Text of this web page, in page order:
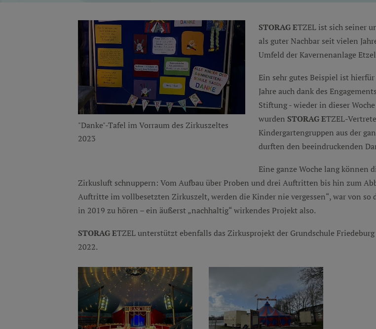
"Danke"-Tafel im Vorraum des Zirkuszeltes
2023
STORAG ETZEL ist sich seiner
als guter Nachbar seit vielen
Umfeld der Kavernenanlage
Ein sehr gutes Beispiel ist
Jahre auch dank des
Stiftung - wieder in dieser
wurden STORAG ETZEL-
Kindergartengruppen aus der
durften den beeindruckenden
Eine ganze Woche lang können
Zirkusluft schnuppern: Vom Aufbau über Proben und drei Auftritten bis hin zum
Auftritte im vollbesetzten Zirkuszelt, werden die Kinder nie vergessen“, war von so
in 2019 zu hören – ein äußerst „nachhaltig“ wirkendes Projekt also.
STORAG ETZEL unterstützt ebenfalls das Zirkusprojekt der Grundschule
2022.